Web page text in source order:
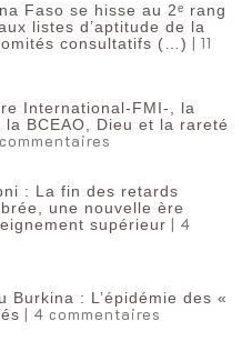
Faso se hisse au 2ᵉ rang
listes d’aptitude de la
consultatifs (…) | 11
International-FMI-, la
la BCEAO, Dieu et la rareté
: La fin des retards
une nouvelle ère
supérieur | 4
Burkina : L’épidémie des «
| 4 commentaires